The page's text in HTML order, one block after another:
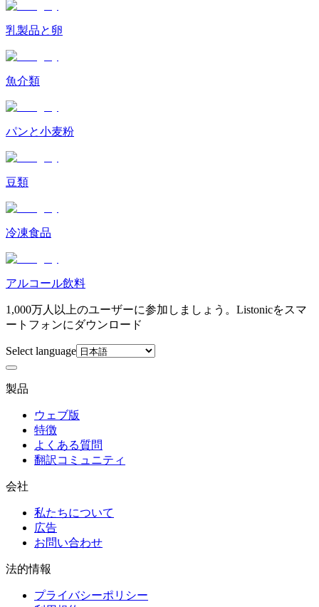
乳製品と卵
魚介類
パンと小麦粉
豆類
冷凍食品
アルコール飲料
1,000万人以上のユーザーに参加しましょう。Listonicをスマ
ートフォンにダウンロード
Select language
製品
ウェブ版
特徴
よくある質問
翻訳コミュニティ
会社
私たちについて
広告
お問い合わせ
法的情報
プライバシーポリシー